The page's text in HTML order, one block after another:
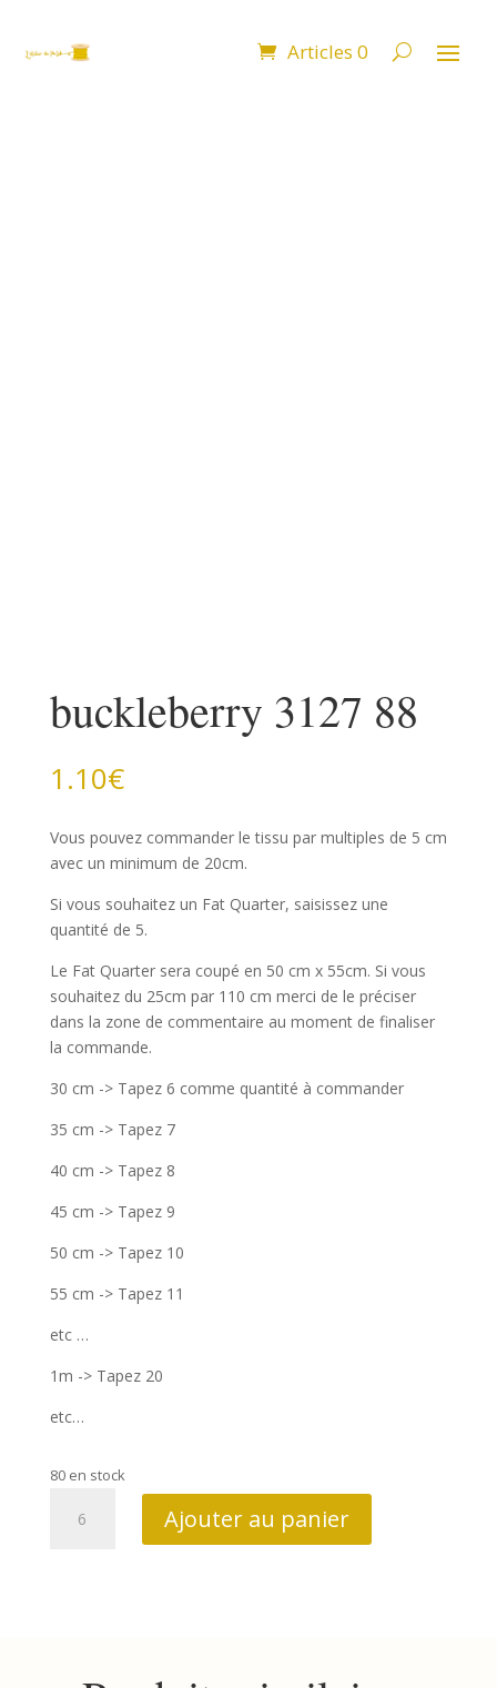
Articles 0
buckleberry 3127 88
1.10€
Vous pouvez commander le tissu par multiples de 5 cm
avec un minimum de 20cm.
Si vous souhaitez un Fat Quarter, saisissez une
quantité de 5.
Le Fat Quarter sera coupé en 50 cm x 55cm. Si vous
souhaitez du 25cm par 110 cm merci de le préciser
dans la zone de commentaire au moment de finaliser
la commande.
30 cm -> Tapez 6 comme quantité à commander
35 cm -> Tapez 7
40 cm -> Tapez 8
45 cm -> Tapez 9
50 cm -> Tapez 10
55 cm -> Tapez 11
etc …
1m -> Tapez 20
etc…
80 en stock
Ajouter au panier